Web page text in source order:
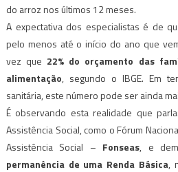
do arroz nos últimos 12 meses.
A expectativa dos especialistas é de
pelo menos até o início do ano que
vez que 22% do orçamento das
alimentação, segundo o IBGE. Em
sanitária, este número pode ser ainda
É observando esta realidade que
Assistência Social, como o Fórum
Assistência Social – Fonseas, e
permanência de uma Renda Básica,